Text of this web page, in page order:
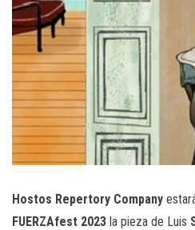
Hostos Repertory Company
FUERZAfest 2023 la pieza de Luis